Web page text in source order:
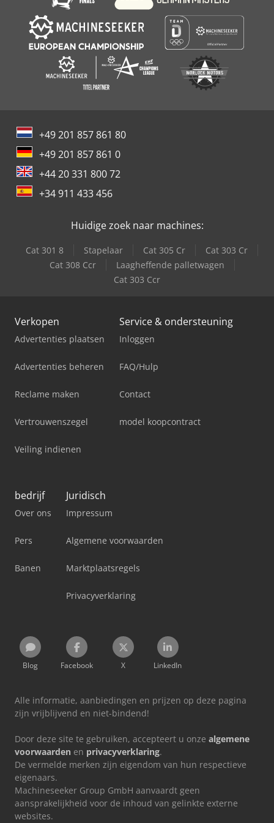
hydraulische persen tegen verrassend scherpe prijzen.
Voor de hydrauliek van de persen worden hoofdzakelijk
componenten van toonaangevende Europese fabrikanten
gebruikt.
+49 201 857 861 80
+49 201 857 861 0
+44 20 331 800 72
+34 911 433 456
Huidige zoek naar machines:
Cat 301 8 Stapelaar Cat 305 Cr
Cat 303 Cr
Cat 308 Ccr
Laagheffende palletwagen
Cat 303 Ccr
Verkopen
Advertenties plaatsen
Advertenties beheren
Reclame maken
Vertrouwenszegel
Veiling indienen
Service & ondersteuning
Inloggen
FAQ/Hulp
Contact
model koopcontract
bedrijf
Over ons
Pers
Banen
Juridisch
Impressum
Algemene voorwaarden
Marktplaatsregels
Privacyverklaring
Blog Facebook X LinkedIn
Alle informatie, aanbiedingen en prijzen op deze pagina
zijn vrijblijvend en niet-bindend!
Door deze site te gebruiken, accepteert u onze algemene
voorwaarden en privacyverklaring.
De vermelde merken zijn eigendom van hun respectieve
eigenaars.
Machineseeker Group GmbH aanvaardt geen
aansprakelijkheid voor de inhoud van gelinkte externe
websites.